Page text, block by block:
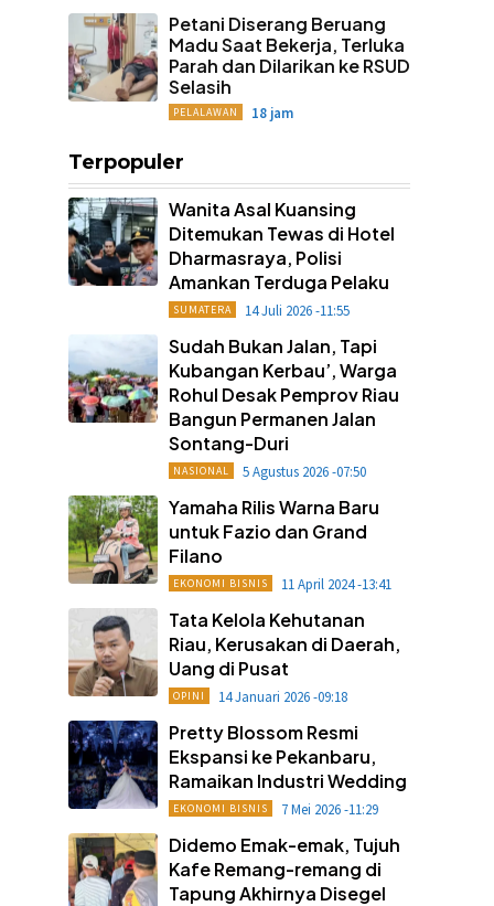
Petani Diserang Beruang
Madu Saat Bekerja, Terluka
Parah dan Dilarikan ke RSUD
Selasih
PELALAWAN 18 jam
Terpopuler
Wanita Asal Kuansing
Ditemukan Tewas di Hotel
Dharmasraya, Polisi
Amankan Terduga Pelaku
SUMATERA 14 Juli 2026 -11:55
Sudah Bukan Jalan, Tapi
Kubangan Kerbau’, Warga
Rohul Desak Pemprov Riau
Bangun Permanen Jalan
Sontang-Duri
NASIONAL 5 Agustus 2026 -07:50
Yamaha Rilis Warna Baru
untuk Fazio dan Grand
Filano
EKONOMI BISNIS 11 April 2024 -13:41
Tata Kelola Kehutanan
Riau, Kerusakan di Daerah,
Uang di Pusat
OPINI 14 Januari 2026 -09:18
Pretty Blossom Resmi
Ekspansi ke Pekanbaru,
Ramaikan Industri Wedding
EKONOMI BISNIS 7 Mei 2026 -11:29
Didemo Emak-emak, Tujuh
Kafe Remang-remang di
Tapung Akhirnya Disegel